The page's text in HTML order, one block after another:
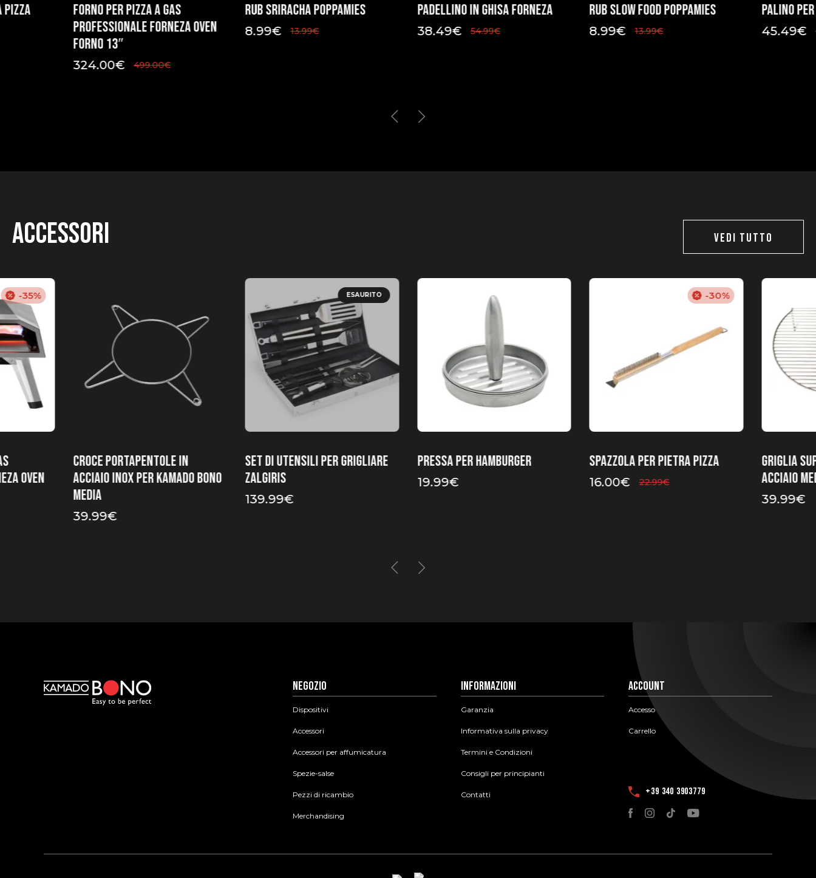
pizza
Forno per Pizza a Gas
Professionale Forneza OVEN
FORNO 13″
499.00€
324.00€
Rub Sriracha Poppamies
13.99€
8.99€
Padellino in ghisa Forneza
54.99€
38.49€
Rub Slow Food Poppamies
13.99€
8.99€
Palino
45.49€
Accessori VEDI TUTTO
-35%
OVEN
Croce portapentole in
acciaio inox per Kamado Bono
Media
39.99€
ESAURITO
Set di utensili per grigliare
Zalgiris
139.99€
Pressa per hamburger
19.99€
-30%
Spazzola per pietra pizza
22.99€
16.00€
Griglia
acciaio
39.99€
Negozio
Dispositivi
Accessori
Accessori per affumicatura
Spezie-salse
Pezzi di ricambio
Merchandising
Informazioni
Garanzia
Informativa sulla privacy
Termini e Condizioni
Consigli per principianti
Contatti
Account
Accesso
Carrello
+39 340 3903779